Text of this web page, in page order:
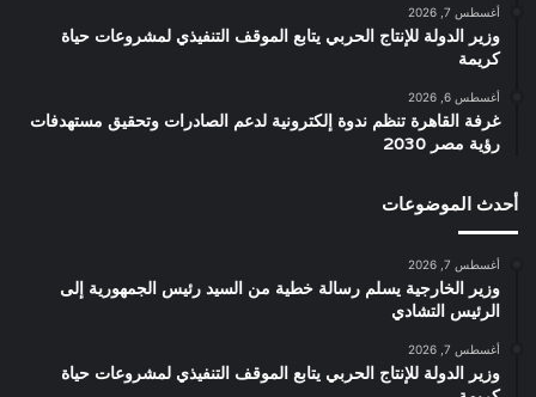
أغسطس 7, 2026
وزير الدولة للإنتاج الحربي يتابع الموقف التنفيذي لمشروعات حياة
كريمة
أغسطس 6, 2026
غرفة القاهرة تنظم ندوة إلكترونية لدعم الصادرات وتحقيق مستهدفات
رؤية مصر 2030
أحدث الموضوعات
أغسطس 7, 2026
وزير الخارجية يسلم رسالة خطية من السيد رئيس الجمهورية إلى
الرئيس التشادي
أغسطس 7, 2026
وزير الدولة للإنتاج الحربي يتابع الموقف التنفيذي لمشروعات حياة